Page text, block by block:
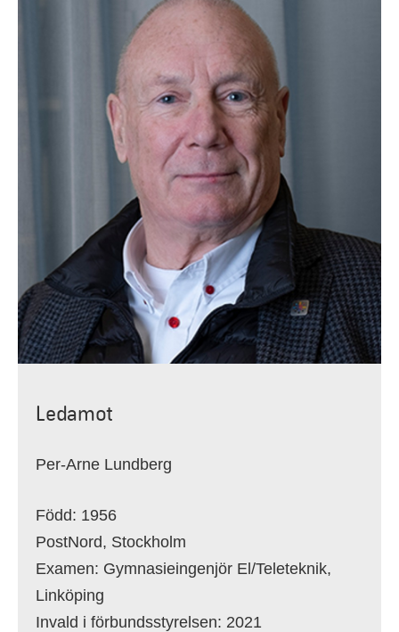
Ledamot
Per-Arne Lundberg
Född: 1956
PostNord, Stockholm
Examen: Gymnasieingenjör El/Teleteknik,
Linköping
Invald i förbundsstyrelsen: 2021